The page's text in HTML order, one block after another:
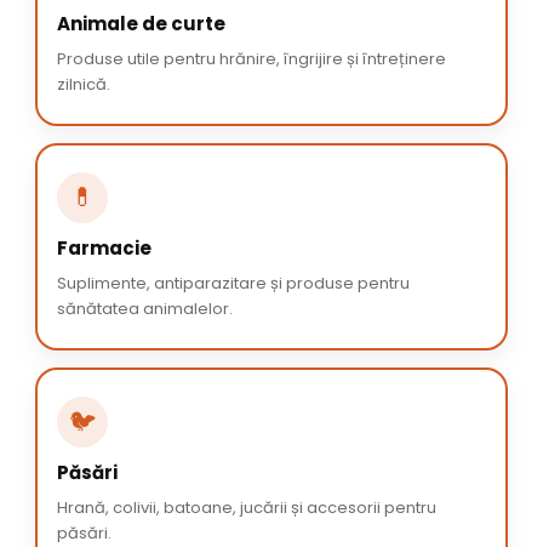
Animale de curte
Produse utile pentru hrănire, îngrijire și întreținere
zilnică.
💊
Farmacie
Suplimente, antiparazitare și produse pentru
sănătatea animalelor.
🐦
Păsări
Hrană, colivii, batoane, jucării și accesorii pentru
păsări.